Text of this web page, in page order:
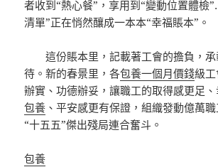
者收到“熱心餐”，享用到“變動位置體檢
清單”正在悄然釀成一本本“幸福賬本”。
這份賬本里，記載著工會的擔負，
待。新的春景里，各包養一個月價錢級
辦實、功德辦妥，讓職工的取得感更足
包養 、平安感更有保證，組織發動億萬
“十五五”傑出殘局連合奮斗。
包養